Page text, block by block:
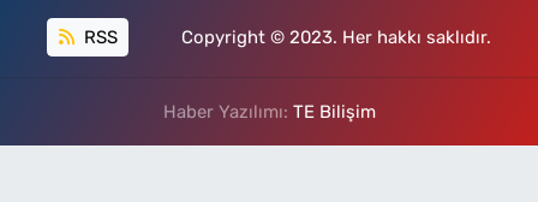
RSS Copyright © 2023. Her hakkı saklıdır.
Haber Yazılımı: TE Bilişim